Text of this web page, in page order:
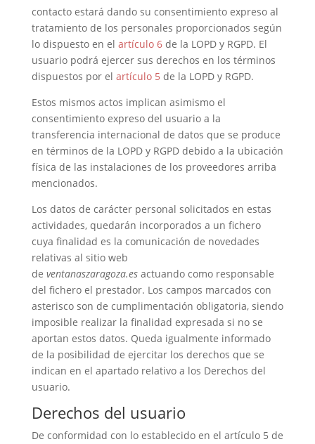
contacto estará dando su consentimiento expreso al
tratamiento de los personales proporcionados según
lo dispuesto en el artículo 6de la LOPD y RGPD. El
usuario podrá ejercer sus derechos en los términos
dispuestos por el artículo 5 de la LOPD y RGPD.
Estos mismos actos implican asimismo el
consentimiento expreso del usuario a la
transferencia internacional de datos que se produce
en términos de la LOPD y RGPD debido a la ubicación
física de las instalaciones de los proveedores arriba
mencionados.
Los datos de carácter personal solicitados en estas
actividades, quedarán incorporados a un fichero
cuya finalidad es la comunicación de novedades
relativas al sitio web
de ventanaszaragoza.esactuando como responsable
del fichero el prestador. Los campos marcados con
asterisco son de cumplimentación obligatoria, siendo
imposible realizar la finalidad expresada si no se
aportan estos datos. Queda igualmente informado
de la posibilidad de ejercitar los derechos que se
indican en el apartado relativo a los Derechos del
usuario.
Derechos del usuario
De conformidad con lo establecido en el artículo 5 de